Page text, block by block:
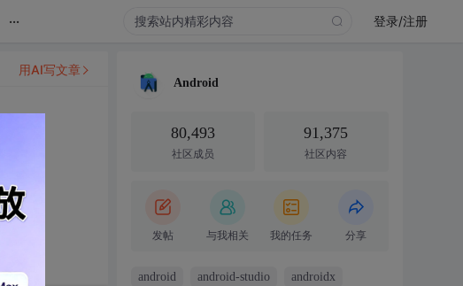
... 登录/注册
用AI写文章
Android
80,493
社区成员
91,375
社区内容
发帖 与我相关 我的任务 分享
android android-studio androidx